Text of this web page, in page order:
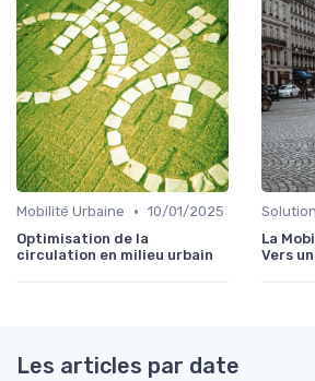
Mobilité Urbaine • 10/01/2025
Optimisation de la
circulation en milieu urbain
La
Vers
Les articles par date